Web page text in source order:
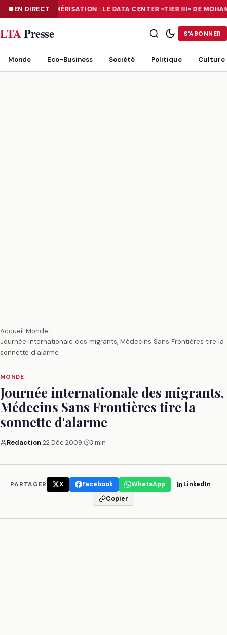
EN DIRECTNUMÉRISATION : LE DATA CENTER «TIER III» DE
NUMÉRISATION : LE DATA CENTER «TIER III» DE MOHAMMADIA, UN
LTAPresse S'ABONNER
Monde Eco-Business Société Politique Culture
Accueil›Monde›
Journée internationale des migrants, Médecins Sans Frontières tire la
sonnette d'alarme
MONDE
Journée internationale des migrants,
Médecins Sans Frontières tire la
sonnette d'alarme
Redaction·22 Déc 2009· 3 min
PARTAGER X Facebook WhatsApp
LinkedIn
Copier